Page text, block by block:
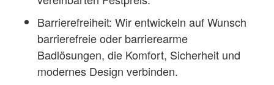
​Barrierefreiheit: Wir entwickeln auf Wunsch
barrierefreie oder barrierearme
Badlösungen, die Komfort, Sicherheit und
modernes Design verbinden.